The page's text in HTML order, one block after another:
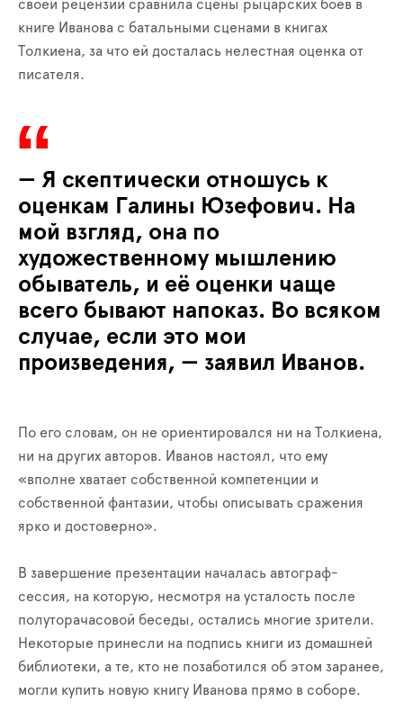
своей рецензии сравнила сцены рыцарских боёв в
книге Иванова с батальными сценами в книгах
Толкиена, за что ей досталась нелестная оценка от
писателя.
— Я скептически отношусь к
оценкам Галины Юзефович. На
мой взгляд, она по
художественному мышлению
обыватель, и её оценки чаще
всего бывают напоказ. Во всяком
случае, если это мои
произведения, — заявил Иванов.
По его словам, он не ориентировался ни на Толкиена,
ни на других авторов. Иванов настоял, что ему
«вполне хватает собственной компетенции и
собственной фантазии, чтобы описывать сражения
ярко и достоверно».
В завершение презентации началась автограф-
сессия, на которую, несмотря на усталость после
полуторачасовой беседы, остались многие зрители.
Некоторые принесли на подпись книги из домашней
библиотеки, а те, кто не позаботился об этом заранее,
могли купить новую книгу Иванова прямо в соборе.